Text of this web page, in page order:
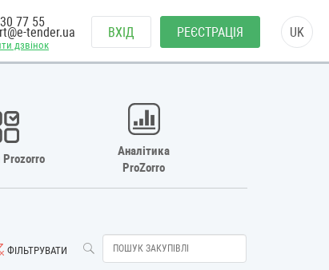
дзвінок
77 55
tender.ua ВХІД РЕЄСТРАЦІЯ UK
Prozorro
Аналітика
ProZorro
ФІЛЬТРУВАТИ